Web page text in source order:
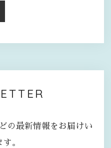
の最新情報をお届けい
。